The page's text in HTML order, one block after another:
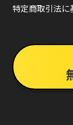
特定商取引法